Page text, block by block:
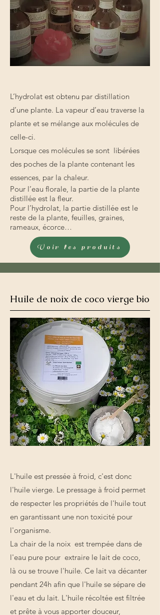
L’hydrolat est obtenu par distillation
d’une plante. La vapeur d’eau traverse la
plante et se mélange aux molécules de
celle-ci.
Lorsque ces molécules se sont libérées
des poches de la plante contenant les
essences, par la chaleur.
Pour l’eau florale, la partie de la plante
distillée est la fleur.
Pour l’hydrolat, la partie distillée est le
reste de la plante, feuilles, graines,
rameaux, écorce…
Voir les produits
Huile de noix de coco vierge bio
L'huile est pressée à froid, c'est donc
l'huile vierge. Le pressage à froid permet
de respecter les propriétés de l'huile tout
en garantissant une non toxicité pour
l'organisme.
La chair de la noix est trempée dans de
l'eau pure pour extraire le lait de coco,
là ou se trouve l'huile. Ce lait va décanter
pendant 24h afin que l'huile se sépare de
l'eau et du lait. L'huile récoltée est filtrée
et prête à vous apporter douceur,